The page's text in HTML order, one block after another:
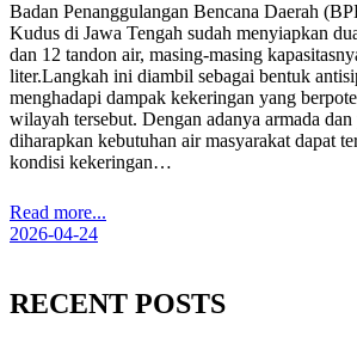
Badan Penanggulangan Bencana Daerah
Kudus di Jawa Tengah sudah menyiapkan
dan 12 tandon air, masing-masing
liter.Langkah ini diambil sebagai bentuk
menghadapi dampak kekeringan yang
wilayah tersebut. Dengan adanya armada
diharapkan kebutuhan air masyarakat dapat
kondisi kekeringan…
Read more...
2026-04-24
RECENT POSTS